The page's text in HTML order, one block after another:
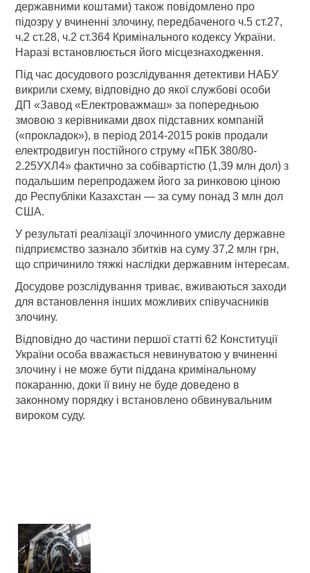
державними коштами) також повідомлено про
підозру у вчиненні злочину, передбаченого ч.5 ст.27,
ч.2 ст.28, ч.2 ст.364 Кримінального кодексу України.
Наразі встановлюється його місцезнаходження.
Під час досудового розслідування детективи НАБУ
викрили схему, відповідно до якої службові особи
ДП «Завод «Електроважмаш» за попередньою
змовою з керівниками двох підставних компаній
(«прокладок»), в період 2014-2015 років продали
електродвигун постійного струму «ПБК 380/80-
2.25УХЛ4» фактично за собівартістю (1,39 млн дол) з
подальшим перепродажем його за ринковою ціною
до Республіки Казахстан — за суму понад 3 млн дол
США.
У результаті реалізації злочинного умислу державне
підприємство зазнало збитків на суму 37,2 млн грн,
що спричинило тяжкі наслідки державним інтересам.
Досудове розслідування триває, вживаються заходи
для встановлення інших можливих співучасників
злочину.
Відповідно до частини першої статті 62 Конституції
України особа вважається невинуватою у вчиненні
злочину і не може бути піддана кримінальному
покаранню, доки її вину не буде доведено в
законному порядку і встановлено обвинувальним
вироком суду.